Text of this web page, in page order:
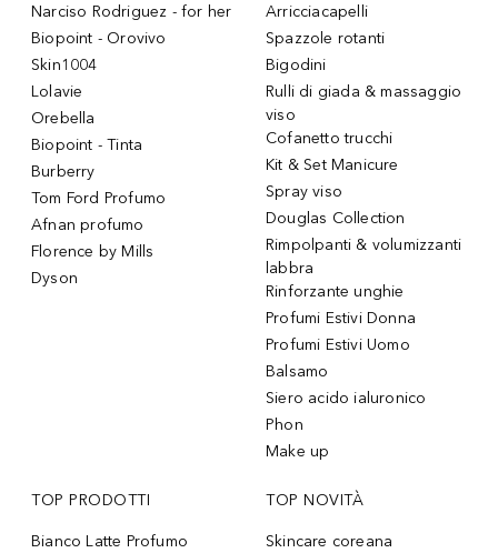
Narciso Rodriguez - for her
Biopoint - Orovivo
Skin1004
Lolavie
Orebella
Biopoint - Tinta
Burberry
Tom Ford Profumo
Afnan profumo
Florence by Mills
Dyson
Arricciacapelli
Spazzole rotanti
Bigodini
Rulli di giada & massaggio
viso
Cofanetto trucchi
Kit & Set Manicure
Spray viso
Douglas Collection
Rimpolpanti & volumizzanti
labbra
Rinforzante unghie
Profumi Estivi Donna
Profumi Estivi Uomo
Balsamo
Siero acido ialuronico
Phon
Make up
TOP PRODOTTI
Bianco Latte Profumo
TOP NOVITÀ
Skincare coreana